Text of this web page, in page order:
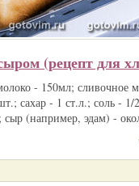
(рецепт для
- 150мл; сливочное
сахар - 1 ст.л.; соль -
сыр (например, эдам) -